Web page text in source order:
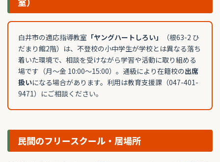
白井市の適応指導教室 「ヤングハートしろい」
（根63-2 ひ
だまり館2階）は、不登校の小中学生が学校とは異なる落ち
着いた環境で、相談を受けながら学習や活動に取り組める
場です（月〜金 10:00〜15:00）。通級により在籍校の出席
扱いになる場合があります。利用は教育支援課（047-401-
9471）にご相談ください。
民間のフリースクール・居場所